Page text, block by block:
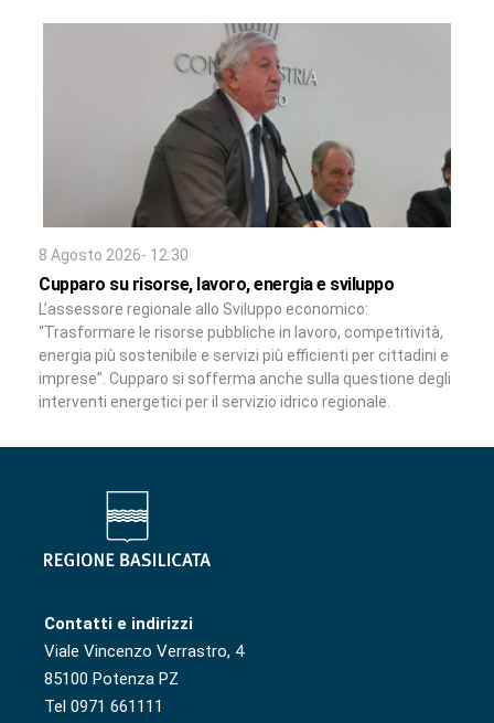
8 Agosto 2026- 12:30
Cupparo su risorse, lavoro, energia e sviluppo
L’assessore regionale allo Sviluppo economico:
“Trasformare le risorse pubbliche in lavoro, competitività,
energia più sostenibile e servizi più efficienti per cittadini e
imprese”. Cupparo si sofferma anche sulla questione degli
interventi energetici per il servizio idrico regionale.
Contatti e indirizzi
Viale Vincenzo Verrastro, 4
85100 Potenza PZ
Tel 0971 661111